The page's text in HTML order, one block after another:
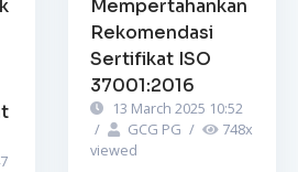
Mempertahankan
Rekomendasi
Sertifikat ISO
37001:2016
13 March 2025 10:52
/
GCG PG / 748x
viewed